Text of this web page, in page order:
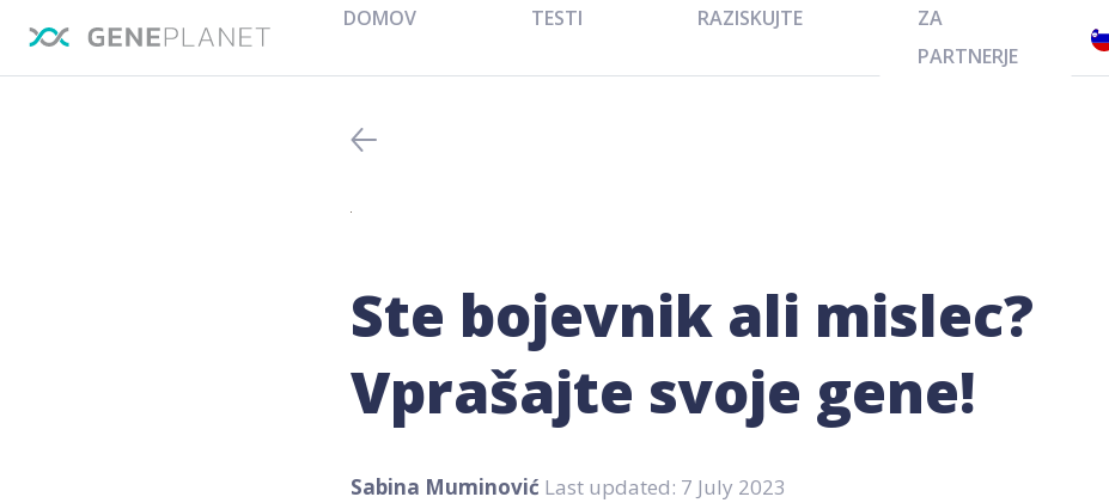
DOMOV TESTI RAZISKUJTE
ZA
PARTNERJE
Ste bojevnik ali mislec?
Vprašajte svoje gene!
Sabina Muminović Last updated: 7 July 2023